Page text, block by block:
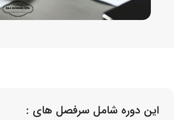
این دوره شامل سرفصل های :